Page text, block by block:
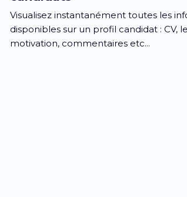
Visualisez instantanément toutes les
disponibles sur un profil candidat : CV,
motivation, commentaires etc...